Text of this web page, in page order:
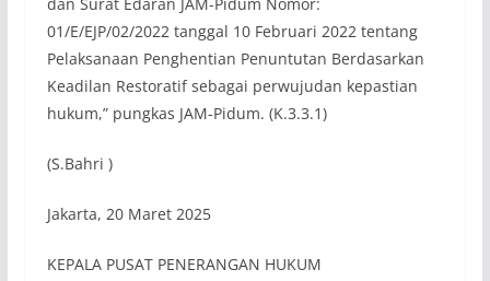
01/E/EJP/02/2022 tanggal 10 Februari 2022 tentang
Pelaksanaan Penghentian Penuntutan Berdasarkan
Keadilan Restoratif sebagai perwujudan kepastian
hukum,” pungkas JAM-Pidum. (K.3.3.1)
(S.Bahri )
Jakarta, 20 Maret 2025
KEPALA PUSAT PENERANGAN HUKUM